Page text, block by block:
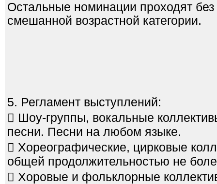
Остальные номинации проходят
смешанной возрастной категории.
5. Регламент выступлений:
 Шоу-группы, вокальные
песни. Песни на любом языке.
 Хореографические, цирковые
общей продолжительностью не
 Хоровые и фольклорные